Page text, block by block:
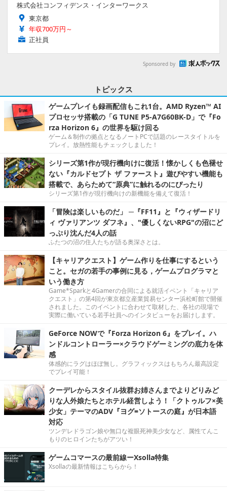
株式会社コンフィデンス・インターワークス
東京都
年収700万円～
正社員
Sponsored by
トピックス
ゲームプレイも録画配信もこれ1台。AMD Ryzen™ AI
プロセッサ搭載の「G TUNE P5-A7G60BK-D」で『Fo
rza Horizon 6』の世界を駆け回る
ゲーム＆制作の拠点となるノートPCで話題のレースタイトルを
プレイ。放熱性能もチェックしました！
シリーズ第1作が現行機向けに復活！懐かしくも色褪せ
ない『カルドセプト ザ ファースト』遊びやすい機能も
搭載で、あらためて“原典”に触れるのにぴったり
シリーズ第1作が現行機向けの新機能を備えて復活！
「冒険は楽しいものだ」 ─『FF11』と『ウィザードリ
ィ ヴァリアンツ ダフネ』、"優しくないRPG"の沼にど
っぷり沈んだ4人の話
ふたつの沼の住人たちが語る奥深さとは。
【キャリアクエスト】ゲーム作りを仕事にするという
こと。セガの若手の事例に見る，ゲームプログラマと
いう働き方
Game*Sparkと4Gamerの合同による就活イベント「キャリア
クエスト」の第4回が東京都立産業貿易センター浜松町館で開催
されました。このイベントに合わせて取材した、各社の現場で
実際に働いている若手社員へのインタビューをお届けします。
GeForce NOWで『Forza Horizon 6』をプレイ。ハ
ンドルコントローラー×クラウドゲーミングの底力を体
感
体感的にラグはほぼ無し。グラフィックスはもちろん最高設定
でプレイ可能！
クーデレからスタイル抜群お姉さんまでよりどりみど
りな人外娘たちとホテル経営しよう！「クトゥルフ×美
少女」テーマのADV『ヨグ=ソトースの庭』が日本語
対応
ツンデレドラゴン娘や無口な複眼死神美少女など、属性てんこ
もりのヒロインたちがアツい！
ゲームコマースの最前線ーXsolla特集
Xsollaの最新情報はこちらから！